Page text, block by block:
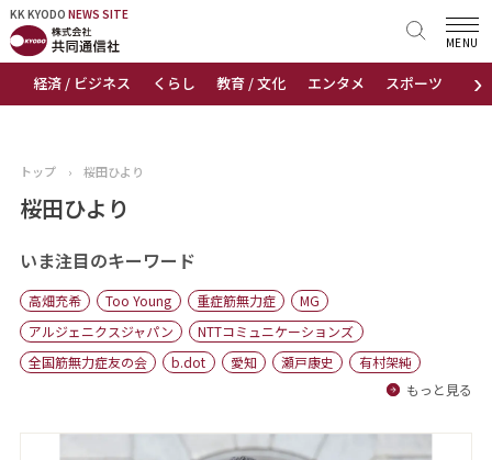
KK KYODO NEWS SITE
›
経済 / ビジネス くらし 教育 / 文化 エンタメ スポーツ 地域
MENU
KK KYODONEWS SITE
トップページ
ニュース
おすすめコンテンツ
出版物
会社概要
トップ › 桜田ひより
桜田ひより
いま注目のキーワード
高畑充希 Too Young 重症筋無力症
MG
アルジェニクスジャパン
NTTコミュニケーションズ
全国筋無力症友の会
b.dot 愛知 瀬戸康史
有村架純
もっと見る